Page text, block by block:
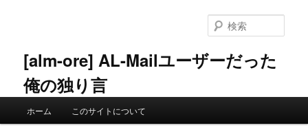
ン
へ
[alm-ore] AL-Mailユーザーだった
俺の独り言
索
ホーム このサイトについて